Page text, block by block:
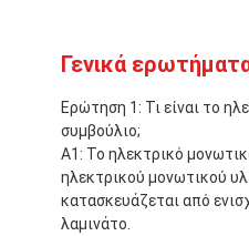
Γενικά
Ερώτηση 1: Τι είναι το
συμβούλιο;
Α1: Το ηλεκτρικό
ηλεκτρικού μονωτικού
κατασκευάζεται από
λαμινάτο.